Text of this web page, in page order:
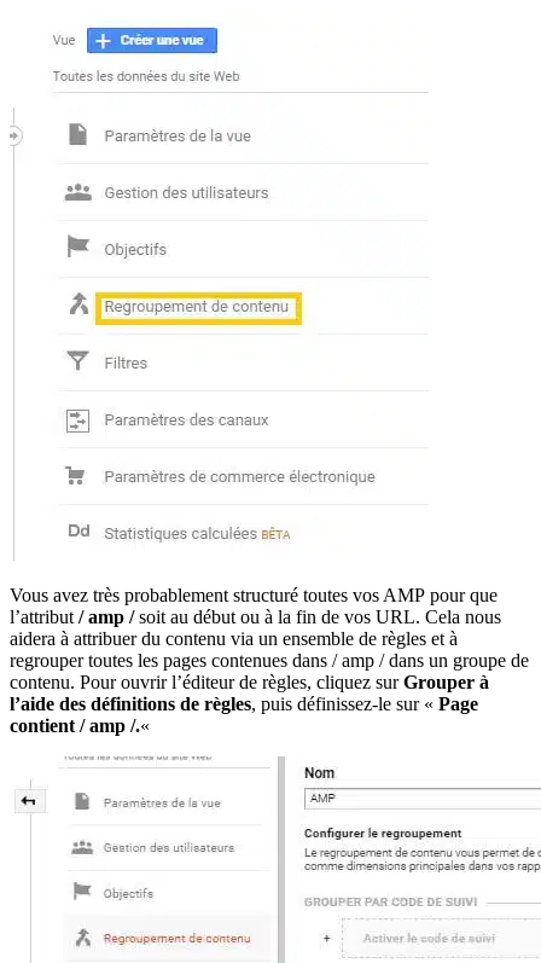
Vous avez très probablement structuré toutes vos AMP pour que
l’attribut / amp /soit au début ou à la fin de vos URL. Cela nous
aidera à attribuer du contenu via un ensemble de règles et à
regrouper toutes les pages contenues dans / amp / dans un groupe de
contenu. Pour ouvrir l’éditeur de règles, cliquez surGrouper à
l’aide des définitions de règles, puis définissez-le sur « Page
contient / amp /.«